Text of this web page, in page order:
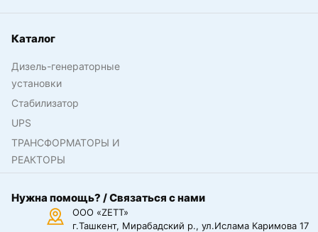
Каталог
Дизель-генераторные
установки
Стабилизатор
UPS
ТРАНСФОРМАТОРЫ И
РЕАКТОРЫ
Нужна помощь? / Связаться с нами
ООО «ZETT»
г.Ташкент, Мирабадский р., ул.Ислама Каримова 17